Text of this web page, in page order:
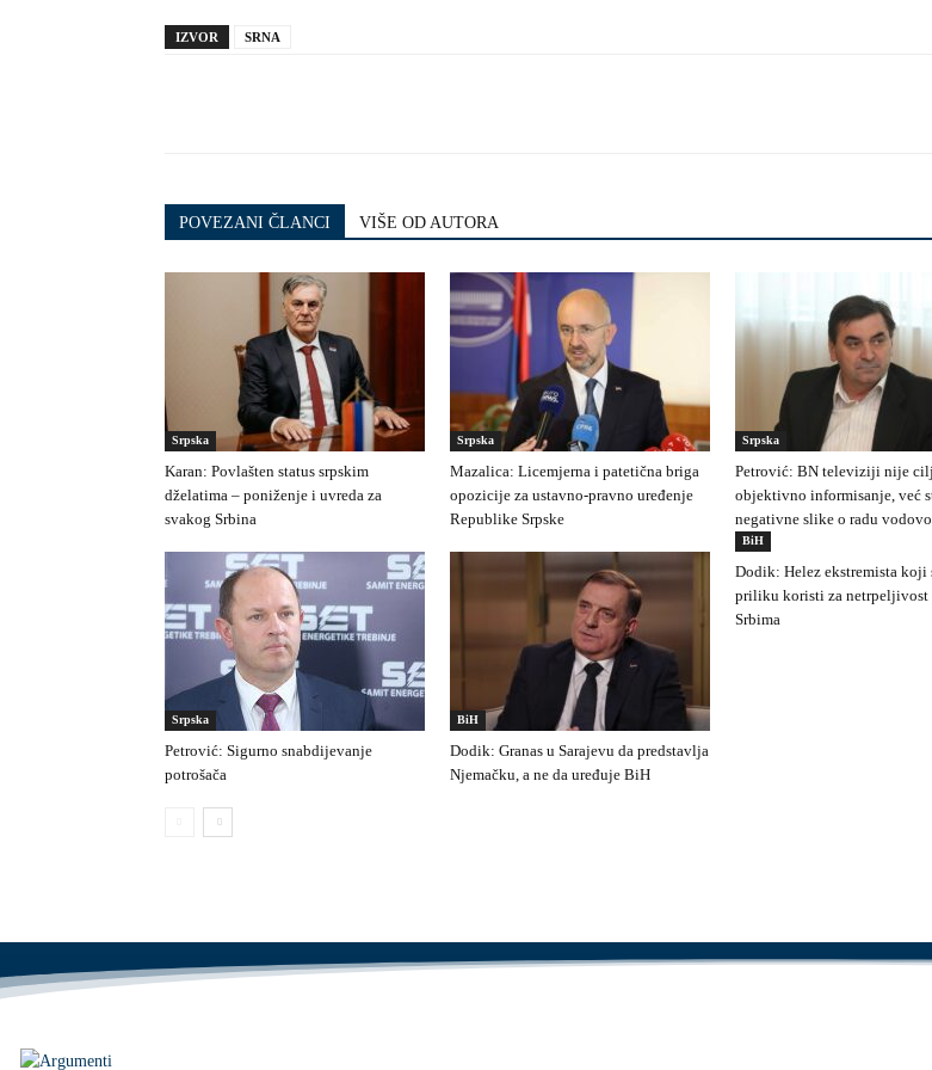
IZVOR SRNA
POVEZANI ČLANCI VIŠE OD AUTORA
Srpska
Karan: Povlašten status srpskim
dželatima – poniženje i uvreda za
svakog Srbina
Srpska
Mazalica: Licemjerna i patetična briga
opozicije za ustavno-pravno uređenje
Republike Srpske
Srpska
Petrović: BN televiziji nije cilj
objektivno informisanje, već
negativne slike o radu
Srpska
Petrović: Sigurno snabdijevanje
potrošača
BiH
Dodik: Granas u Sarajevu da predstavlja
Njemačku, a ne da uređuje BiH
BiH
Dodik: Helez ekstremista koji
priliku koristi za netrpeljivost
Srbima